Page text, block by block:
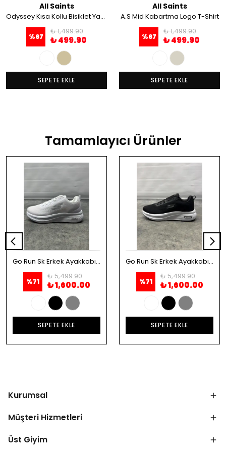
All Saints
Odyssey Kısa Kollu Bisiklet Yaka Tişört
%67
₺ 1,499.90
₺ 499.90
SEPETE EKLE
All Saints
A.S Mid Kabartma Logo T-Shirt
%67
₺ 1,499.90
₺ 499.90
SEPETE EKLE
Tamamlayıcı Ürünler
Go Run Sk Erkek Ayakkabı - Beyaz
%71
₺ 5,499.90
₺ 1,600.00
SEPETE EKLE
Go Run Sk Erkek Ayakkabı - Siyah
%71
₺ 5,499.90
₺ 1,600.00
SEPETE EKLE
Kurumsal
Müşteri Hizmetleri
Üst Giyim